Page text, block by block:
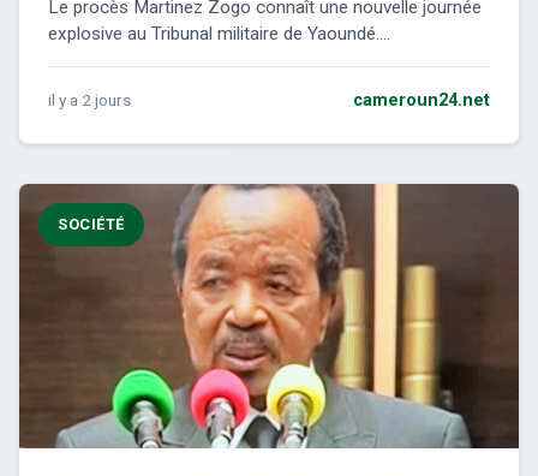
Le procès Martinez Zogo connaît une nouvelle journée
explosive au Tribunal militaire de Yaoundé....
il y a 2 jours cameroun24.net
SOCIÉTÉ